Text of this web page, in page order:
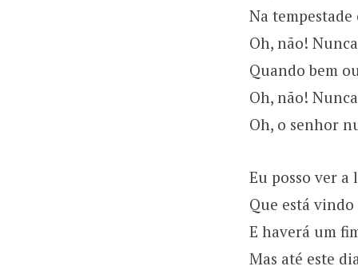
Na tempestade
Oh, não!
Quando bem
Oh, não!
Oh, o senhor
Eu posso ver a
Que está
E haverá um
Mas até este